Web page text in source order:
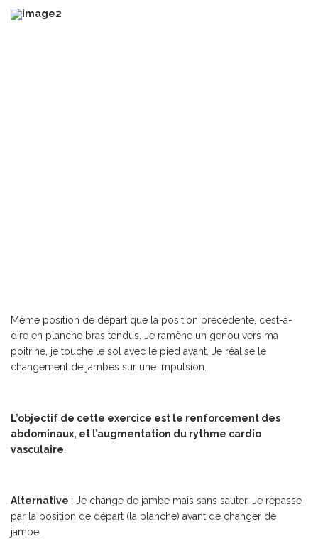
Même position de départ que la position précédente, c’est-à-
dire en planche bras tendus. Je ramène un genou vers ma
poitrine, je touche le sol avec le pied avant. Je réalise le
changement de jambes sur une impulsion.
L’objectif de cette exercice est le renforcement des
abdominaux, et l’augmentation du rythme cardio
vasculaire
Alternative : Je change de jambe mais sans sauter. Je repasse
par la position de départ (la planche) avant de changer de
jambe.